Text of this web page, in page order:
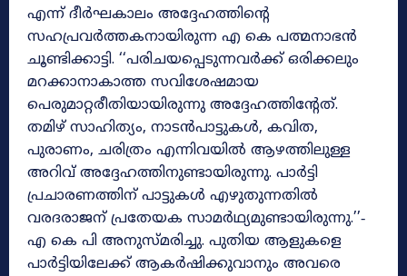
എന്ന്‌ ദീർഘകാലം അദ്ദേഹത്തിന്റെ
സഹപ്രവർത്തകനായിരുന്ന എ കെ പത്മനാഭൻ
ചൂണ്ടിക്കാട്ടി. ‘‘പരിചയപ്പെടുന്നവർക്ക്‌ ഒരിക്കലും
മറക്കാനാകാത്ത സവിശേഷമായ
പെരുമാറ്റരീതിയായിരുന്നു അദ്ദേഹത്തിന്റേത്‌.
തമിഴ്‌ സാഹിത്യം, നാടൻപാട്ടുകൾ, കവിത,
പുരാണം, ചരിത്രം എന്നിവയിൽ ആഴത്തിലുള്ള
അറിവ്‌ അദ്ദേഹത്തിനുണ്ടായിരുന്നു. പാർട്ടി
പ്രചാരണത്തിന്‌ പാട്ടുകൾ എഴുതുന്നതിൽ
വരദരാജന്‌ പ്രതേയക സാമർഥ്യമുണ്ടായിരുന്നു.’’‐
എ കെ പി അനുസ്‌മരിച്ചു. പുതിയ ആളുകളെ
പാർട്ടിയിലേക്ക്‌ ആകർഷിക്കുവാനും അവരെ